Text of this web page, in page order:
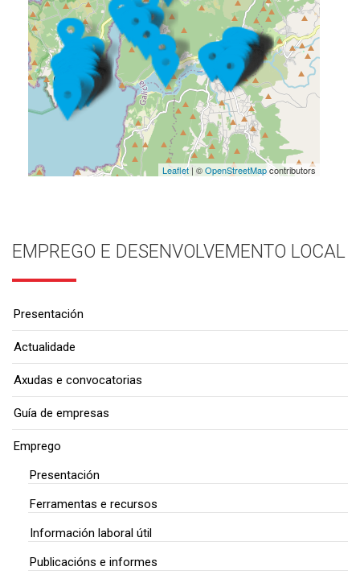
Leaflet| ©OpenStreetMapcontributors
EMPREGO E DESENVOLVEMENTO LOCAL
Presentación
Actualidade
Axudas e convocatorias
Guía de empresas
Emprego
Presentación
Ferramentas e recursos
Información laboral útil
Publicacións e informes